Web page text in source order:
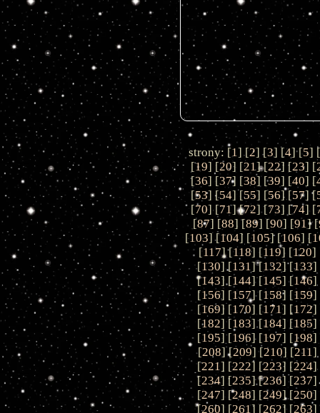
strony: [1] [2] [3] [4] [5] [
[19] [20] [21] [22] [23] [
[36] [37] [38] [39] [40] [
[53] [54] [55] [56] [57] [
[70] [71] [72] [73] [74] [
[87] [88] [89] [90] [91] [
[103] [104] [105] [106] [
[117] [118] [119] [120]
[130] [131] [132] [133]
[143] [144] [145] [146]
[156] [157] [158] [159]
[169] [170] [171] [172]
[182] [183] [184] [185]
[195] [196] [197] [198]
[208] [209] [210] [211]
[221] [222] [223] [224]
[234] [235] [236] [237]
[247] [248] [249] [250]
[260] [261] [262] [263]